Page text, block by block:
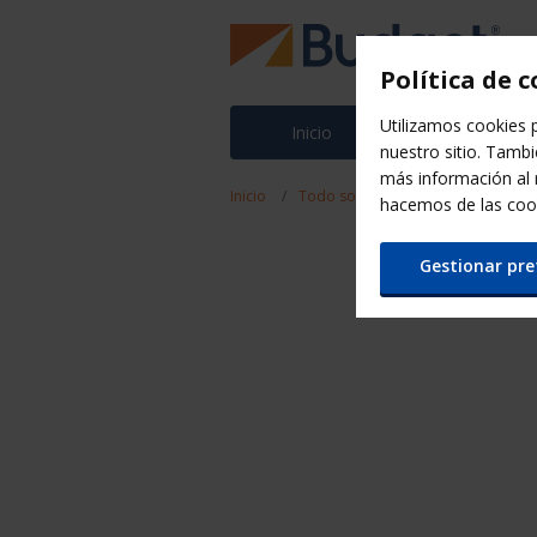
Inicio Ofertas
Inicio Todo sobre Budget Historia
Política de
Utilizamos cookies
nuestro sitio.
más información al
hacemos de las
Gestionar